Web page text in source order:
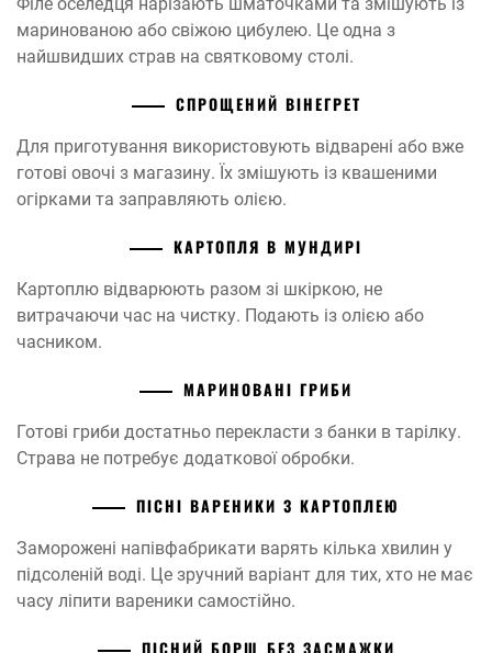
маринованою або свіжою цибулею. Це одна з
найшвидших страв на святковому столі.
СПРОЩЕНИЙ ВІНЕГРЕТ
Для приготування використовують відварені або вже
готові овочі з магазину. Їх змішують із квашеними
огірками та заправляють олією.
КАРТОПЛЯ В МУНДИРІ
Картоплю відварюють разом зі шкіркою, не
витрачаючи час на чистку. Подають із олією або
часником.
МАРИНОВАНІ ГРИБИ
Готові гриби достатньо перекласти з банки в тарілку.
Страва не потребує додаткової обробки.
ПІСНІ ВАРЕНИКИ З КАРТОПЛЕЮ
Заморожені напівфабрикати варять кілька хвилин у
підсоленій воді. Це зручний варіант для тих, хто не має
часу ліпити вареники самостійно.
ПІСНИЙ БОРЩ БЕЗ ЗАСМАЖКИ